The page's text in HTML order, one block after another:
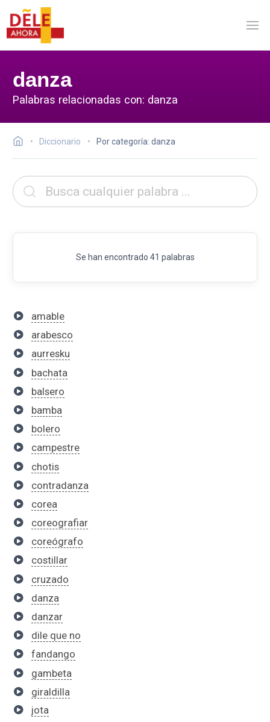
danza
Palabras relacionadas con: danza
Diccionario Por categoría: danza
Se han encontrado 41 palabras
amable
arabesco
aurresku
bachata
balsero
bamba
bolero
campestre
chotis
contradanza
corea
coreografiar
coreógrafo
costillar
cruzado
danza
danzar
dile que no
fandango
gambeta
giraldilla
jota